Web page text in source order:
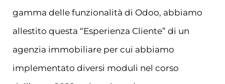
gamma delle funzionalità di Odoo, abbiamo
allestito questa “Esperienza Cliente” di un
agenzia immobiliare per cui abbiamo
implementato diversi moduli nel corso